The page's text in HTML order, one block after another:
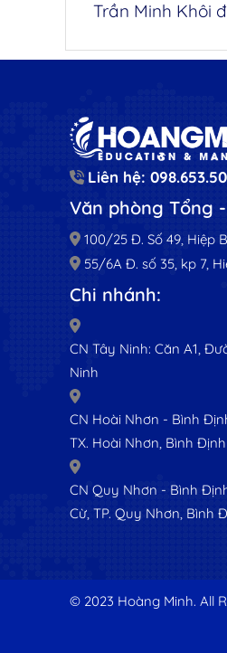
Liên hệ:
Văn phòng Tổng
100/25 Đ. Số 49, Hiệp
55/6A Đ. số 35, kp 7,
Chi nhánh:
CN Tây Ninh: Căn A1,
Ninh
CN Hoài Nhơn - Bình
TX. Hoài Nhơn, Bình Định
CN Quy Nhơn - Bình
Cừ, TP. Quy Nhơn, Bình
© 2023 Hoàng Minh. All